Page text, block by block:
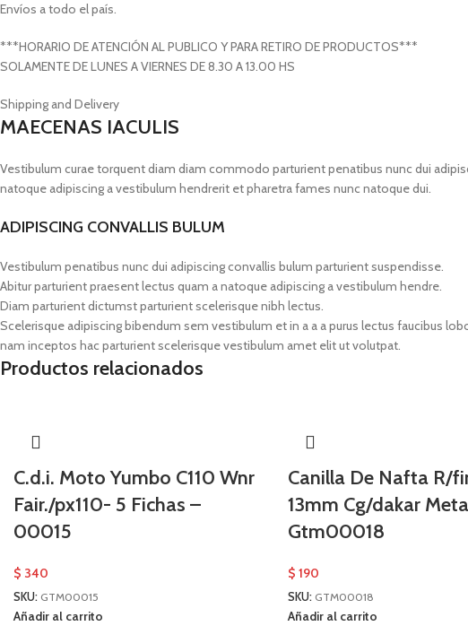
Envíos a todo el país.
***HORARIO DE ATENCIÓN AL PUBLICO Y PARA RETIRO DE PRODUCTOS***
SOLAMENTE DE LUNES A VIERNES DE 8.30 A 13.00 HS
Shipping and Delivery
MAECENAS IACULIS
Vestibulum curae torquent diam diam commodo parturient penatibus nunc dui
natoque adipiscing a vestibulum hendrerit et pharetra fames nunc natoque dui.
ADIPISCING CONVALLIS BULUM
Vestibulum penatibus nunc dui adipiscing convallis bulum parturient suspendisse.
Abitur parturient praesent lectus quam a natoque adipiscing a vestibulum hendre.
Diam parturient dictumst parturient scelerisque nibh lectus.
Scelerisque adipiscing bibendum sem vestibulum et in a a a purus lectus faucibus
nam inceptos hac parturient scelerisque vestibulum amet elit ut volutpat.
Productos relacionados
C.d.i. Moto Yumbo C110 Wnr
Fair./px110- 5 Fichas –
00015
$ 340
SKU: GTM00015
Añadir al carrito
Canilla De Nafta R/
13mm Cg/dakar
Gtm00018
$ 190
SKU: GTM00018
Añadir al carrito